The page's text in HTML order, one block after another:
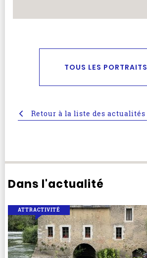
TOUS LES PORTRAITS
Retour à la liste des actualités
Dans l'actualité
ATTRACTIVITÉ